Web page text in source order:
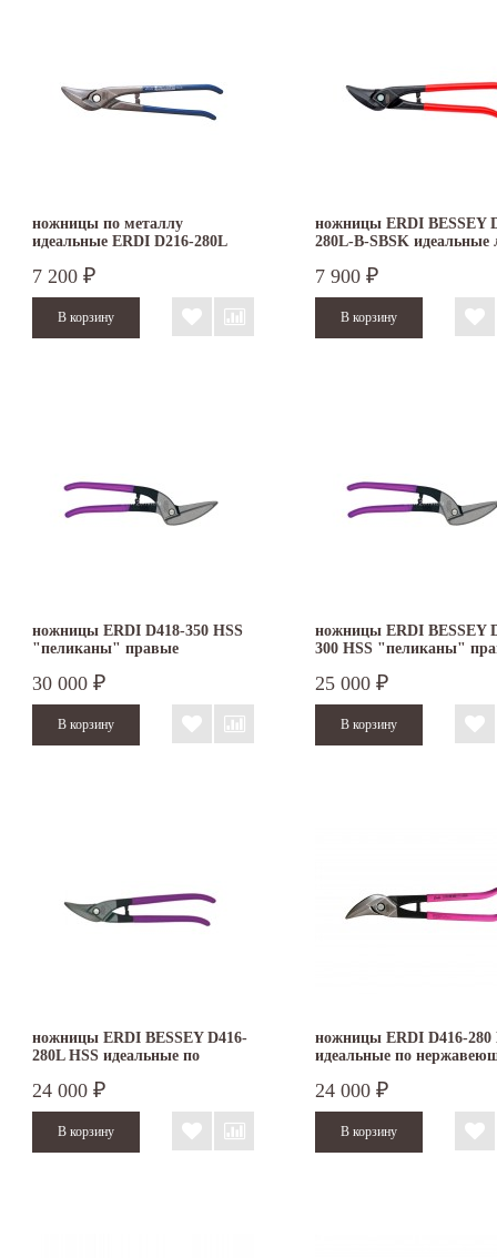
ножницы по металлу
идеальные ERDI D216-280L
7 200 ₽
ножницы ERDI BESSEY
280L-B-SBSK идеальные
7 900 ₽
ножницы ERDI D418-350 HSS
"пеликаны" правые
30 000 ₽
ножницы ERDI BESSEY
300 HSS "пеликаны"
25 000 ₽
ножницы ERDI BESSEY D416-
280L HSS идеальные по
24 000 ₽
ножницы ERDI D416-280
идеальные по
24 000 ₽